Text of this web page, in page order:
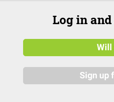
Log in and
Will
Sign up